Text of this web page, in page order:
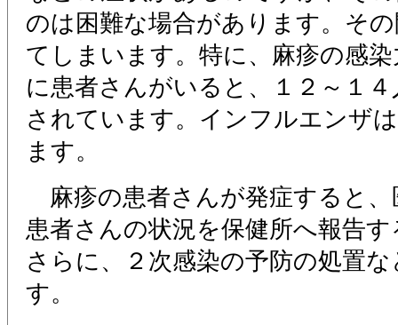
のは困難な場合があります。そ
てしまいます。特に、麻疹の感
に患者さんがいると、１２～１
されています。インフルエンザ
ます。
麻疹の患者さんが発症すると、
患者さんの状況を保健所へ報告
さらに、２次感染の予防の処置
す。